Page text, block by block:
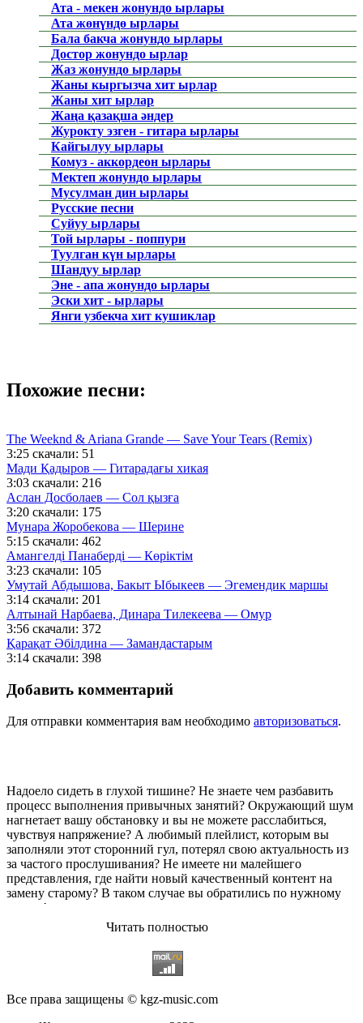
Ата - мекен жонундо ырлары
Ата жөнүндө ырлары
Бала бакча жонундо ырлары
Достор жонундо ырлар
Жаз жонундо ырлары
Жаны кыргызча хит ырлар
Жаны хит ырлар
Жаңа қазақша әндер
Журокту эзген - гитара ырлары
Кайгылуу ырлары
Комуз - аккордеон ырлары
Мектеп жонундо ырлары
Мусулман дин ырлары
Русские песни
Суйуу ырлары
Той ырлары - поппури
Туулган күн ырлары
Шандуу ырлар
Эне - апа жонундо ырлары
Эски хит - ырлары
Янги узбекча хит кушиклар
Похожие песни:
The Weeknd & Ariana Grande — Save Your Tears (Remix)
3:25 скачали: 51
Мади Қадыров — Гитарадағы хикая
3:03 скачали: 216
Аслан Досболаев — Сол қызға
3:20 скачали: 175
Мунара Жоробекова — Шерине
5:15 скачали: 462
Амангелді Панаберді — Көріктім
3:23 скачали: 105
Умутай Абдышова, Бакыт Ыбыкеев — Эгемендик маршы
3:14 скачали: 201
Алтынай Нарбаева, Динара Тилекеева — Омур
3:56 скачали: 372
Қарақат Әбілдина — Замандастарым
3:14 скачали: 398
Добавить комментарий
Для отправки комментария вам необходимо авторизоваться.
Надоело сидеть в глухой тишине? Не знаете чем разбавить
процесс выполнения привычных занятий? Окружающий шум
нагнетает вашу обстановку и вы не можете расслабиться,
чувствуя напряжение? А любимый плейлист, которым вы
заполняли этот сторонний гул, потерял свою актуальность из
за частого прослушивания? Не имеете ни малейшего
представления, где найти новый качественный контент на
замену старому? В таком случае вы обратились по нужному
адресу!
Музыкальный портал KGZ Musicс большой радостью
приветствует своих старых и новых слушателей! Специально
для вас мы заготовили чудесную подборку самых лучших
песен всех времён во всех жанровых стилистиках. Огромное
количество старых и новых треков, самые востребованные и
популярные композиции отечественных и зарубежных
Читать полностью
Все права защищены © kgz-music.com